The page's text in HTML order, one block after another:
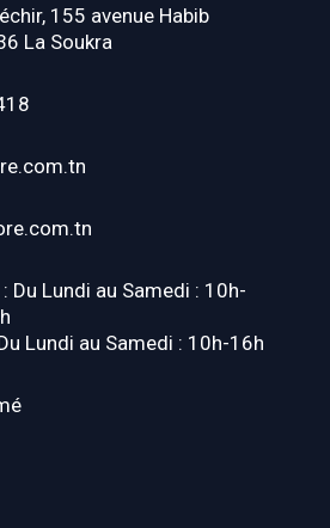
155 avenue Habib
La Soukra
Du Lundi au Samedi : 10h-
Lundi au Samedi : 10h-16h